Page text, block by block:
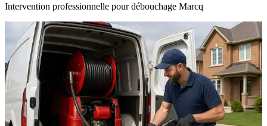
Intervention professionnelle pour débouchage Marcq